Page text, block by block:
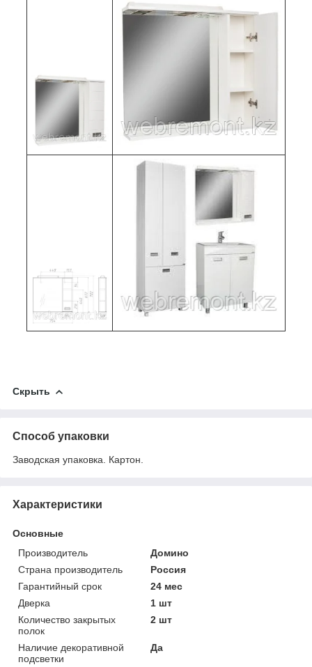
Скрыть
Способ упаковки
Заводская упаковка. Картон.
Характеристики
Основные
Производитель
Домино
Страна производитель
Россия
Гарантийный срок
24 мес
Дверка
1 шт
Количество закрытых
полок
2 шт
Наличие декоративной
подсветки
Да